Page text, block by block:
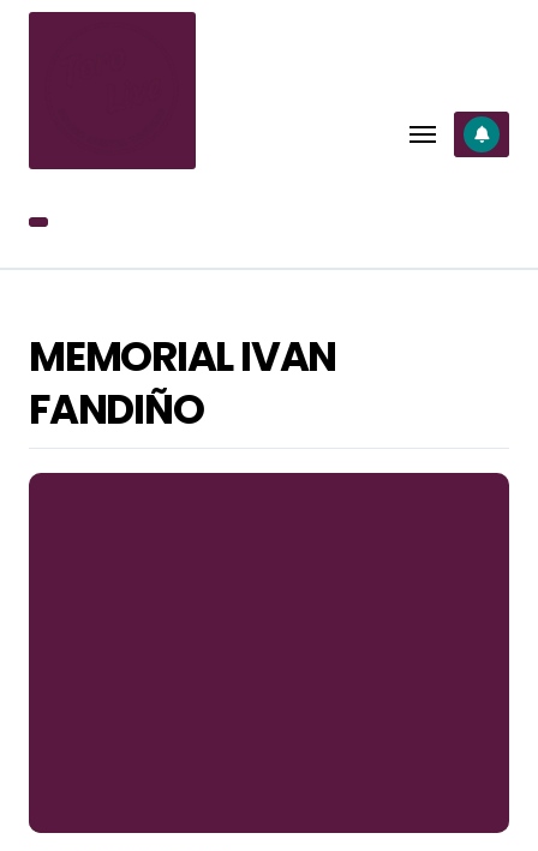
SALTAR
MEMORIAL IVAN
FANDIÑO